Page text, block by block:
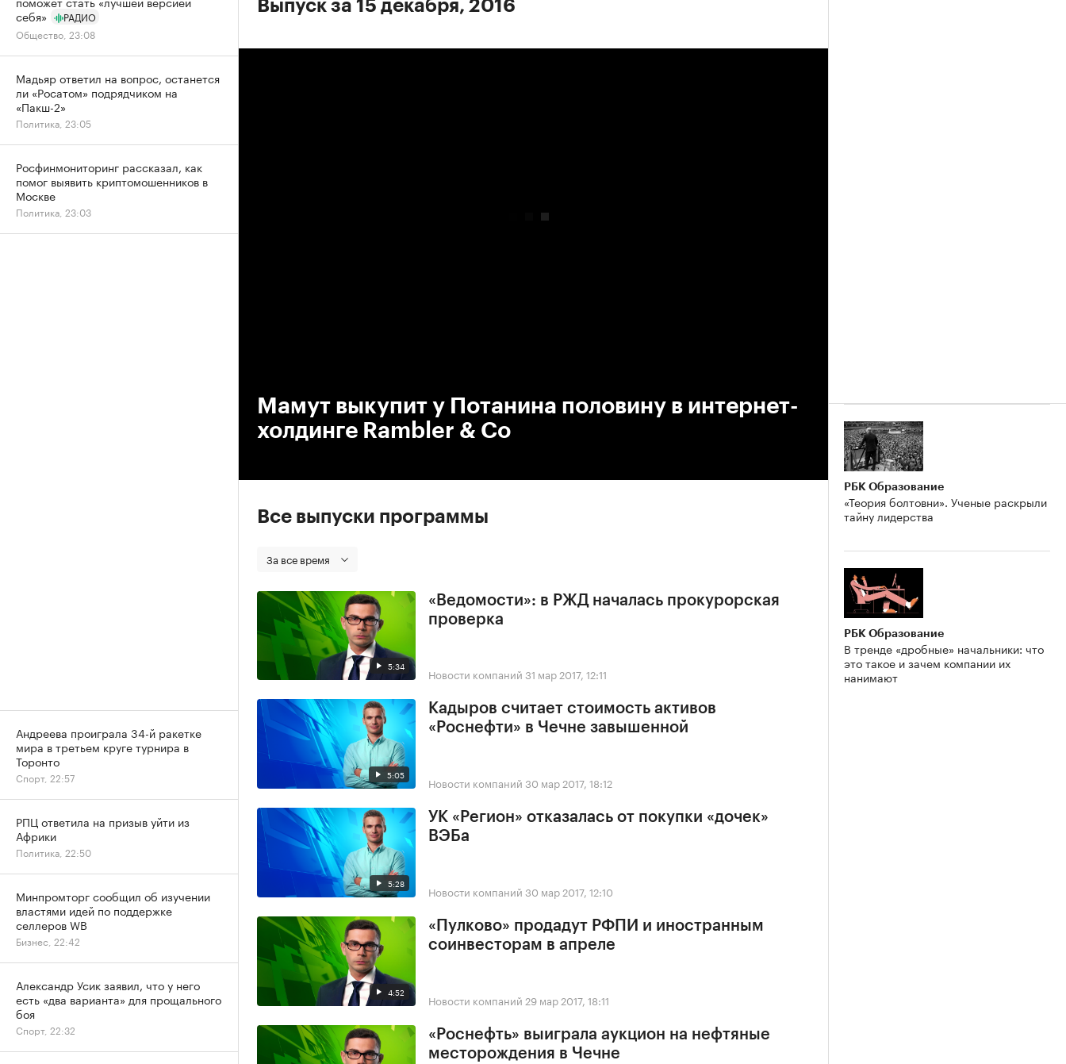
Выпуск за 15 декабря, 2016
Мамут выкупит у Потанина половину в интернет-
холдинге Rambler & Co
Все выпуски программы
За все время
5:34
«Ведомости»: в РЖД началась прокурорская
проверка
Новости компаний 31 мар 2017, 12:11
5:05
Кадыров считает стоимость активов
«Роснефти» в Чечне завышенной
Новости компаний 30 мар 2017, 18:12
5:28
УК «Регион» отказалась от покупки «дочек»
ВЭБа
Новости компаний 30 мар 2017, 12:10
4:52
«Пулково» продадут РФПИ и иностранным
соинвесторам в апреле
Новости компаний 29 мар 2017, 18:11
«Роснефть» выиграла аукцион на нефтяные
месторождения в Чечне
РБК Образование
«Теория болтовни». Ученые раскрыли
тайну лидерства
РБК Образование
В тренде «дробные» начальники: что
это такое и зачем компании их
нанимают
себя»
РАДИО
Общество, 23:08
Мадьяр ответил на вопрос, останется
ли «Росатом» подрядчиком на
«Пакш-2»
Политика, 23:05
Росфинмониторинг рассказал, как
помог выявить криптомошенников в
Москве
Политика, 23:03
Андреева проиграла 34-й ракетке
мира в третьем круге турнира в
Торонто
Спорт, 22:57
РПЦ ответила на призыв уйти из
Африки
Политика, 22:50
Минпромторг сообщил об изучении
властями идей по поддержке
селлеров WB
Бизнес, 22:42
Александр Усик заявил, что у него
есть «два варианта» для прощального
боя
Спорт, 22:32